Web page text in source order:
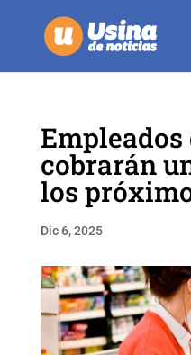
cobrarán
los
Dic 6, 2025